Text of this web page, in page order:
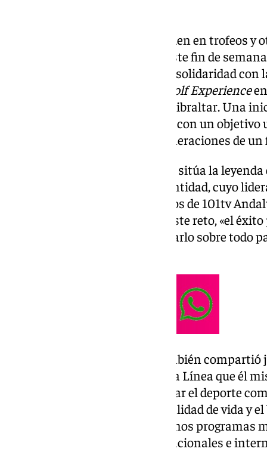
Hay citas deportivas que se miden en trofeos y
real que dejan en la sociedad. Este fin de
convertido en el epicentro de la solidaridad con
Gasol Foundation Golf Experience
una de las joyas del Campo de Gibraltar. Una
y el compromiso social se unen con un
infantil y dotar a las nuevas generaciones de
Al frente de este movimiento se sitúa la
presidente y cofundador de la entidad, cuyo
las canchas. Ante los micrófonos de 101tv
como afronta personalmente este reto, «el
mucha responsabilidad y utilizarlo sobre todo
El astro del baloncesto, que también
niños en las nuevas pistas de La Línea que él
científica de su proyecto, «utilizar el deporte
los niños para conseguir una calidad de vida y
importante para ellos. Trabajamos programas
para avanzar en estadísticas nacionales e